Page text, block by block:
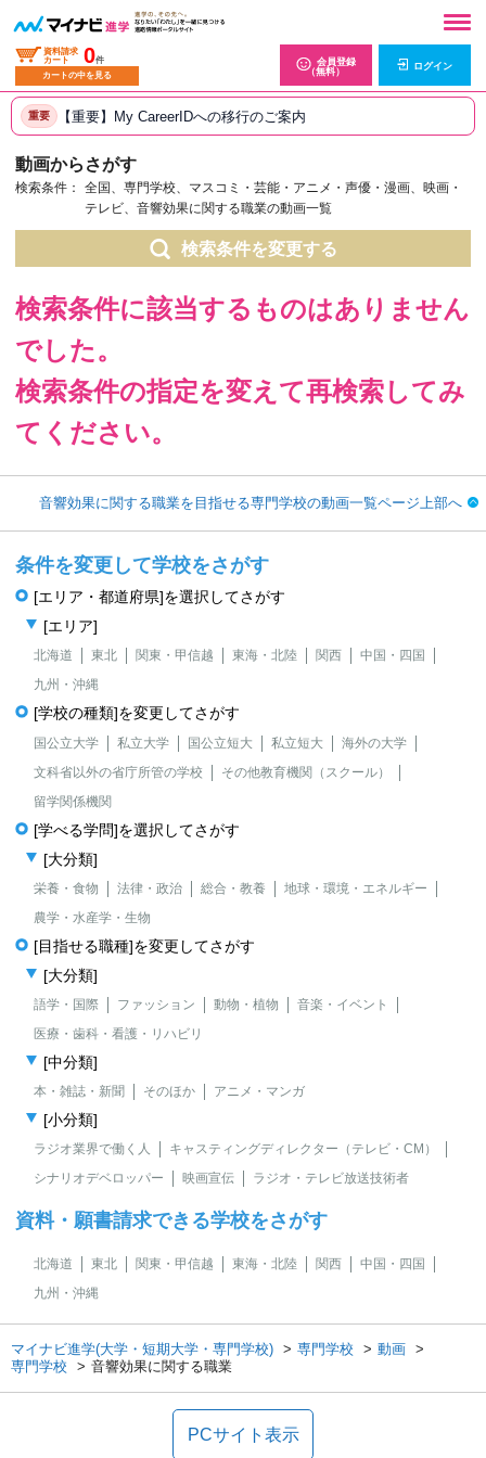
資料請求
カート
0件
カートの中を見る
会員登録
（無料）
ログイン
重要 【重要】My CareerIDへの移行のご案内
動画からさがす
検索条件：
全国、専門学校、マスコミ・芸能・アニメ・声優・漫画、映画・
テレビ、音響効果に関する職業の動画一覧
検索条件を変更する
検索条件に該当するものはありません
でした。
検索条件の指定を変えて再検索してみ
てください。
音響効果に関する職業を目指せる専門学校の動画一覧ページ上部へ
条件を変更して学校をさがす
[エリア・都道府県]を選択してさがす
[エリア]
北海道 東北 関東・甲信越 東海・北陸 関西
中国・四国
九州・沖縄
[学校の種類]を変更してさがす
国公立大学 私立大学 国公立短大 私立短大
海外の大学
文科省以外の省庁所管の学校
その他教育機関（スクール）
留学関係機関
[学べる学問]を選択してさがす
[大分類]
栄養・食物 法律・政治 総合・教養
地球・環境・エネルギー
農学・水産学・生物
[目指せる職種]を変更してさがす
[大分類]
語学・国際 ファッション 動物・植物
音楽・イベント
医療・歯科・看護・リハビリ
[中分類]
本・雑誌・新聞 そのほか アニメ・マンガ
[小分類]
ラジオ業界で働く人
キャスティングディレクター（テレビ・CM）
シナリオデベロッパー
映画宣伝 ラジオ・テレビ放送技術者
資料・願書請求できる学校をさがす
北海道 東北 関東・甲信越 東海・北陸 関西
中国・四国
九州・沖縄
マイナビ進学(大学・短期大学・専門学校) 専門学校
動画
専門学校
音響効果に関する職業
PCサイト表示